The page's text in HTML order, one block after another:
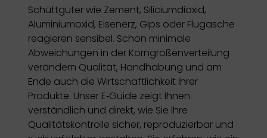
Schüttgüter wie Zement, Siliciumdioxid,
Aluminiumoxid, Eisenerz, Gips oder Flugasche
reagieren sensibel. Schon minimale
Abweichungen in der Korngrößenverteilung
verändern Qualität, Handhabung und am
Ende auch die Wirtschaftlichkeit Ihrer
Produkte. Unser E‑Guide zeigt Ihnen
verständlich und direkt, wie Sie Ihre
Qualitätskontrolle sicher, reproduzierbar und